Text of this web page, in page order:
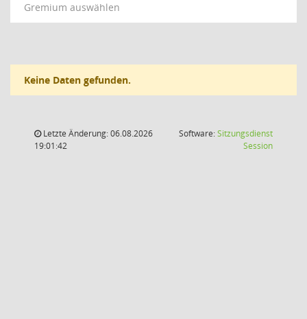
Gremium auswählen
Keine Daten gefunden.
Letzte Änderung: 06.08.2026
19:01:42
Software:Sitzungsdienst
Session(Wird in